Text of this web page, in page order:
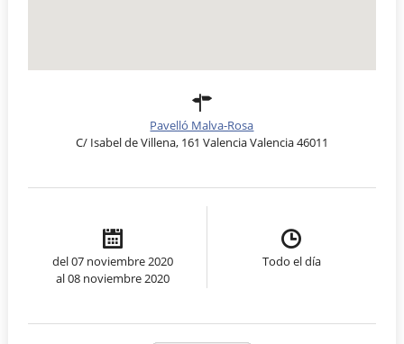
Pavelló Malva-Rosa
C/ Isabel de Villena, 161 Valencia Valencia 46011
del 07 noviembre 2020
al 08 noviembre 2020
Todo el día